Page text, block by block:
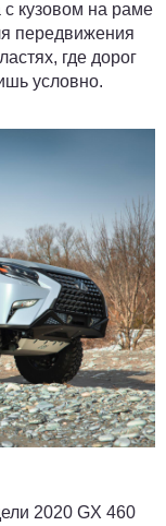
с кузовом на раме
передвижения
где дорог
условно.
2020 GX 460